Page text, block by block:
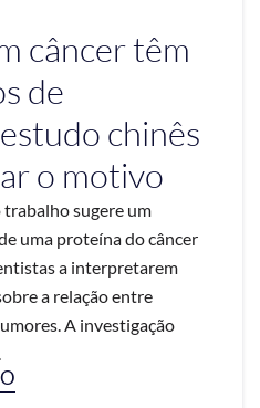
câncer têm
de
chinês
o motivo
sugere um
uma proteína do câncer
a interpretarem
a relação entre
A investigação